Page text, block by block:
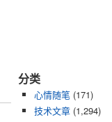
分类
心情随笔 (171)
技术文章 (1,294)